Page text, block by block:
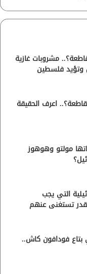
مشروبات غازية
وتؤيد فلسطين
اعرف الحقيقة
مولتو وهوهوز
التي يجب
بتاع فودافون كاش..